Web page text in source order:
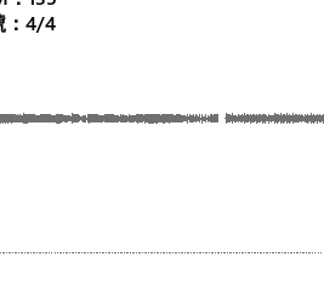
：4/4